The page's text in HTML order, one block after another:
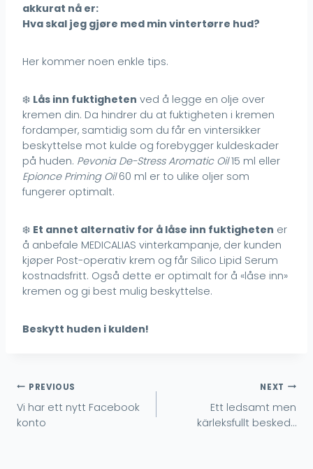
akkurat nå er:
Hva skal jeg gjøre med min vintertørre hud?
Her kommer noen enkle tips.
❄️ Lås inn fuktigheten ved å legge en olje over
kremen din. Da hindrer du at fuktigheten i kremen
fordamper, samtidig som du får en vintersikker
beskyttelse mot kulde og forebygger kuldeskader
på huden. Pevonia De-Stress Aromatic Oil15 ml eller
Epionce Priming Oil60 ml er to ulike oljer som
fungerer optimalt.
❄️ Et annet alternativ for å låse inn fuktigheten er
å anbefale MEDICALIAS vinterkampanje, der kunden
kjøper Post-operativ krem og får Silico Lipid Serum
kostnadsfritt. Også dette er optimalt for å «låse inn»
kremen og gi best mulig beskyttelse.
Beskytt huden i kulden!
Inläggsnavigering
PREVIOUS
Vi har ett nytt Facebook
konto
NEXT
Ett ledsamt men
kärleksfullt besked…